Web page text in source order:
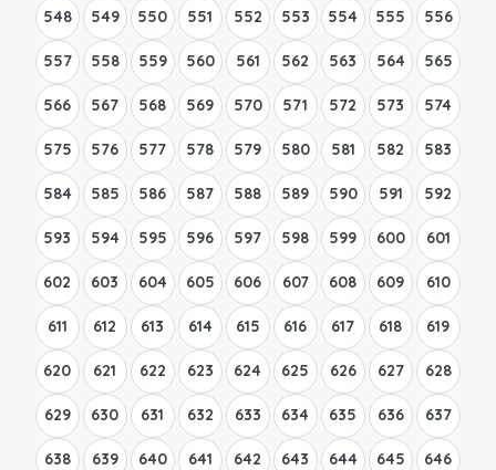
548 549 550 551 552 553 554 555 556
557 558 559 560 561 562 563 564 565
566 567 568 569 570 571 572 573 574
575 576 577 578 579 580 581 582 583
584 585 586 587 588 589 590 591 592
593 594 595 596 597 598 599 600 601
602 603 604 605 606 607 608 609 610
611 612 613 614 615 616 617 618 619
620 621 622 623 624 625 626 627 628
629 630 631 632 633 634 635 636 637
638 639 640 641 642 643 644 645 646